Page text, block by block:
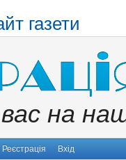
газети
на
Реєстрація Вхід